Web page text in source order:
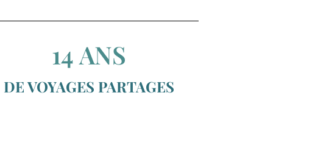
14 ANS
DE VOYAGES PARTAGES